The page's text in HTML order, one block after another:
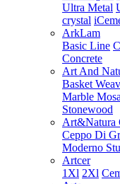
Ultra Metal
crystal
ArkLam
Basic Line
Concrete
Art And
Basket
Marble
Stonewood
Art&Natura
Ceppo Di
Moderno
Artcer
1Xl 2Xl